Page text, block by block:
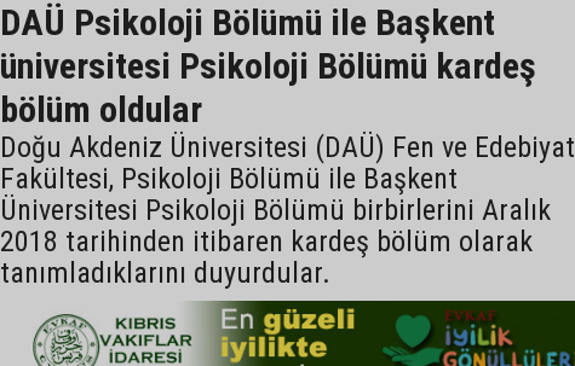
DAÜ Psikoloji Bölümü ile Başkent
üniversitesi Psikoloji Bölümü kardeş
bölüm oldular
Doğu Akdeniz Üniversitesi (DAÜ) Fen ve Edebiyat
Fakültesi, Psikoloji Bölümü ile Başkent
Üniversitesi Psikoloji Bölümü birbirlerini Aralık
2018 tarihinden itibaren kardeş bölüm olarak
tanımladıklarını duyurdular.